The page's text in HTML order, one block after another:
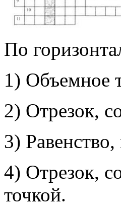
По
1) Объемное
2) Отрезок,
3) Равенство,
4) Отрезок,
точкой.